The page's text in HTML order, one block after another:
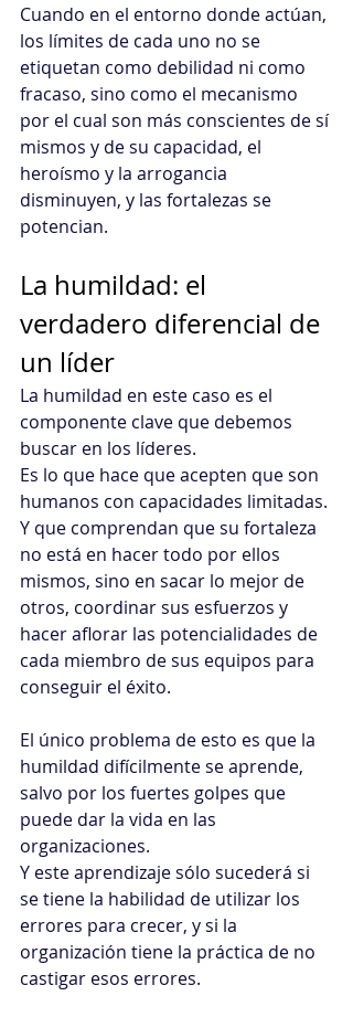
Cuando en el entorno donde actúan,
los límites de cada uno no se
etiquetan como debilidad ni como
fracaso, sino como el mecanismo
por el cual son más conscientes de sí
mismos y de su capacidad, el
heroísmo y la arrogancia
disminuyen, y las fortalezas se
potencian.
La humildad: el
verdadero diferencial de
un líder
La humildad en este caso es el
componente clave que debemos
buscar en los líderes.
Es lo que hace que acepten que son
humanos con capacidades limitadas.
Y que comprendan que su fortaleza
no está en hacer todo por ellos
mismos, sino en sacar lo mejor de
otros, coordinar sus esfuerzos y
hacer aflorar las potencialidades de
cada miembro de sus equipos para
conseguir el éxito.
El único problema de esto es que la
humildad difícilmente se aprende,
salvo por los fuertes golpes que
puede dar la vida en las
organizaciones.
Y este aprendizaje sólo sucederá si
se tiene la habilidad de utilizar los
errores para crecer, y si la
organización tiene la práctica de no
castigar esos errores.